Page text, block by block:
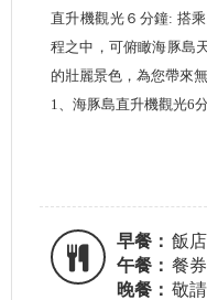
直升機觀光６分鐘: 搭
程之中，可俯瞰海豚島
的壯麗景色，為您帶來
1、海豚島直升機觀光6
早餐： 飯
午餐： 餐
晚餐： 敬